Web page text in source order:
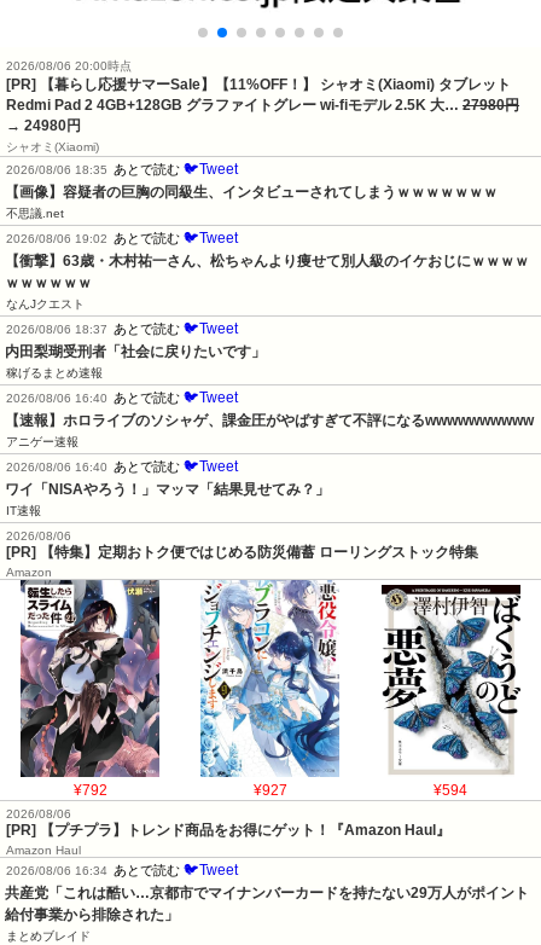
2026/08/06 20:00時点
[PR] 【暮らし応援サマーSale】【11%OFF！】 シャオミ(Xiaomi) タブレット
Redmi Pad 2 4GB+128GB グラファイトグレー wi-fiモデル 2.5K 大… 27980円
→ 24980円
シャオミ(Xiaomi)
2026/08/06 18:35
あとで読む 🐦Tweet
【画像】容疑者の巨胸の同級生、インタビューされてしまうｗｗｗｗｗｗｗ
不思議.net
2026/08/06 19:02
あとで読む 🐦Tweet
【衝撃】63歳・木村祐一さん、松ちゃんより痩せて別人級のイケおじにｗｗｗｗ
ｗｗｗｗｗｗ
なんJクエスト
2026/08/06 18:37
あとで読む 🐦Tweet
内田梨瑚受刑者「社会に戻りたいです」
稼げるまとめ速報
2026/08/06 16:40
あとで読む 🐦Tweet
【速報】ホロライブのソシャゲ、課金圧がやばすぎて不評になるwwwwwwwwww
アニゲー速報
2026/08/06 16:40
あとで読む 🐦Tweet
ワイ「NISAやろう！」マッマ「結果見せてみ？」
IT速報
2026/08/06
[PR] 【特集】定期おトク便ではじめる防災備蓄 ローリングストック特集
Amazon
¥792 ¥927 ¥594
2026/08/06
[PR] 【プチプラ】トレンド商品をお得にゲット！『Amazon Haul』
Amazon Haul
2026/08/06 16:34 あとで読む 🐦Tweet
共産党「これは酷い…京都市でマイナンバーカードを持たない29万人がポイント
給付事業から排除された」
まとめブレイド